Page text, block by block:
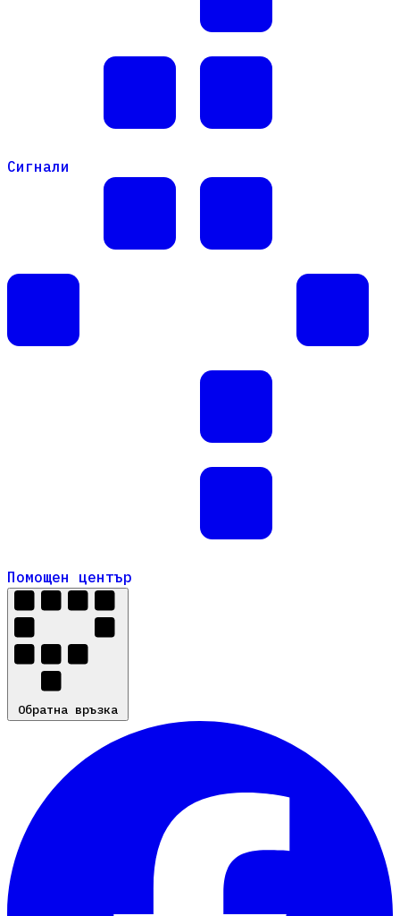
Сигнали
Помощен център
Помощен център
Обратна връзка
Обратна връзка